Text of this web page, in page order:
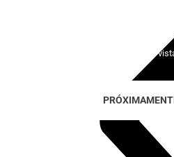
Lady Bonalba
100 viviendas exclusivas con